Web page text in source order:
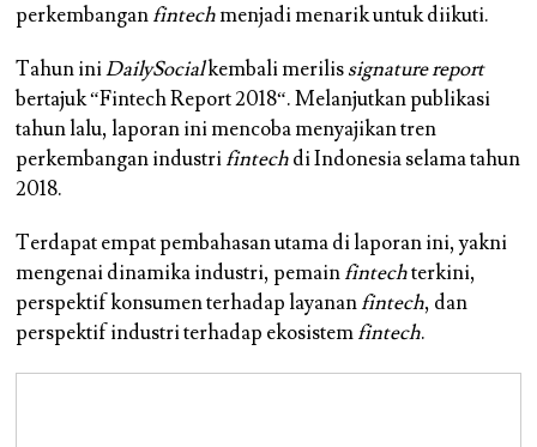
perkembanganfintechmenjadi menarik untuk diikuti.
Tahun iniDailySocialkembali merilissignature report
bertajuk “Fintech Report 2018“. Melanjutkan publikasi
tahun lalu, laporan ini mencoba menyajikan tren
perkembangan industrifintechdi Indonesia selama tahun
2018.
Terdapat empat pembahasan utama di laporan ini, yakni
mengenai dinamika industri, pemainfintechterkini,
perspektif konsumen terhadap layananfintech, dan
perspektif industri terhadap ekosistemfintech.